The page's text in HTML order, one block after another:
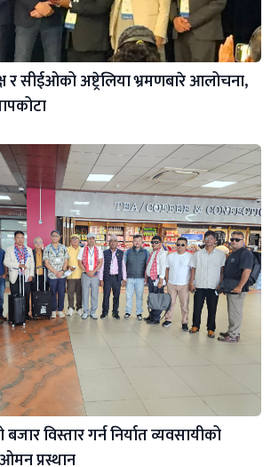
सीईओको अष्ट्रेलिया भ्रमणबारे आलोचना,
विस्तार गर्न निर्यात व्यवसायीको
प्रस्थान